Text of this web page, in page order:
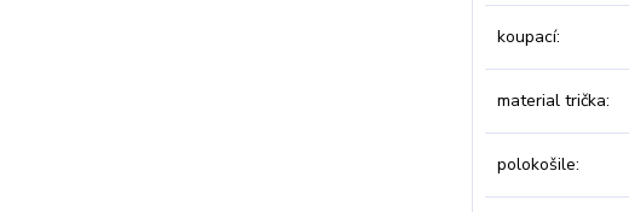
koupací
material trička
polokošile